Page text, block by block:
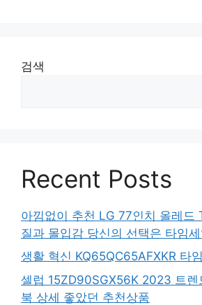
검색
Recent Posts
아낌없이 추천 LG 77인치 올레드
질과 몰입감 당신의 선택은 타임
생활 혁신 KQ65QC65AFXKR 타
셀럽 15ZD90SGX56K 2023 트렌
북 상세 좋았던 추천상품